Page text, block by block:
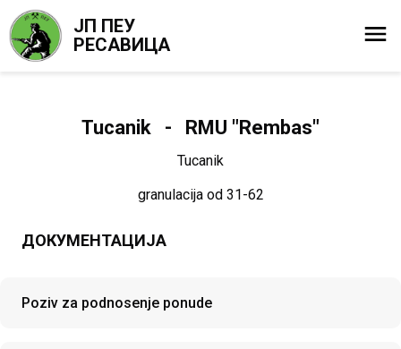
ЈП ПЕУ
РЕСАВИЦА
Tucanik - RMU "Rembas"
Tucanik
granulacija od 31-62
ДОКУМЕНТАЦИЈА
Poziv za podnosenje ponude